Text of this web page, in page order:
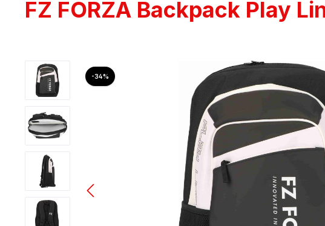
FZ FORZA Backpack Play
Bildergalerie überspringen
-34% Rabatt